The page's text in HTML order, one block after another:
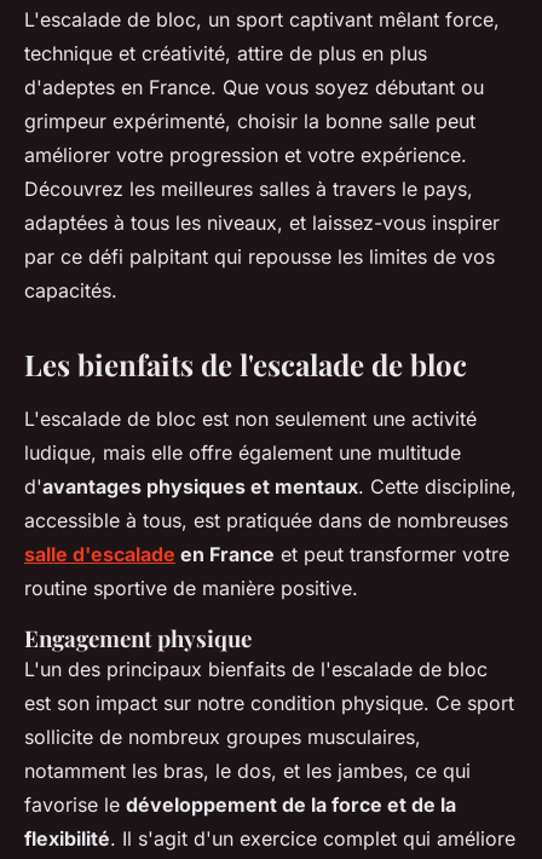
Comprendre l'escalade de bloc
: les meilleures salles en
france
Ilyes•7 novembre 2024•6 min de lecture
L'escalade de bloc, un sport captivant mêlant force,
technique et créativité, attire de plus en plus
d'adeptes en France. Que vous soyez débutant ou
grimpeur expérimenté, choisir la bonne salle peut
améliorer votre progression et votre expérience.
Découvrez les meilleures salles à travers le pays,
adaptées à tous les niveaux, et laissez-vous inspirer
par ce défi palpitant qui repousse les limites de vos
capacités.
Les bienfaits de l'escalade de bloc
L'escalade de bloc est non seulement une activité
ludique, mais elle offre également une multitude
d'avantages physiques et mentaux. Cette discipline,
accessible à tous, est pratiquée dans de nombreuses
salle d'escalade en France et peut transformer votre
routine sportive de manière positive.
Engagement physique
L'un des principaux bienfaits de l'escalade de bloc
est son impact sur notre condition physique. Ce sport
sollicite de nombreux groupes musculaires,
notamment les bras, le dos, et les jambes, ce qui
favorise le développement de la force et de la
flexibilité. Il s'agit d'un exercice complet qui améliore